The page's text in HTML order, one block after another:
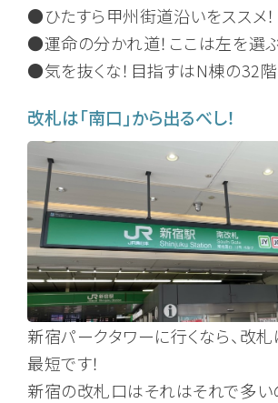
●ひたすら甲州街道沿いをススメ！
●運命の分かれ道！ここは左を選
●気を抜くな！目指すはN棟の32
改札は「南口」から出るべし！
新宿パークタワーに行くなら、改
最短です！
新宿の改札口はそれはそれで多い